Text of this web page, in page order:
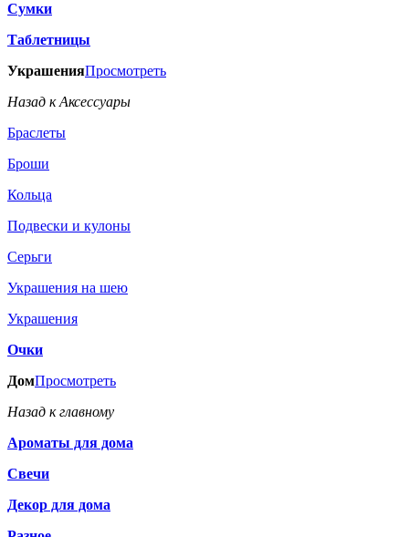
Сумки
Таблетницы
УкрашенияПросмотреть
Назад к Аксессуары
Браслеты
Броши
Кольца
Подвески и кулоны
Серьги
Украшения на шею
Украшения
Очки
ДомПросмотреть
Назад к главному
Ароматы для дома
Свечи
Декор для дома